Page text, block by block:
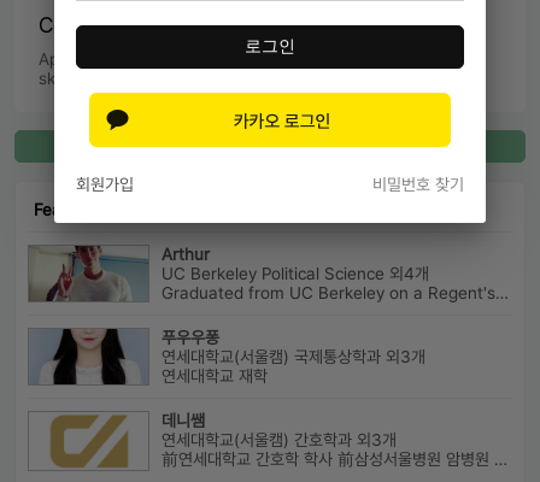
로그인
회원가입 비밀번호 찾기
Contents of Service
Application Strategy advice,  School introduction,  Study
skills consultation
Register for Connect
Featured Connect
Arthur
UC Berkeley Political Science 외4개
Graduated from UC Berkeley on a Regent's Scholarship. Af...
푸우우퐁
연세대학교(서울캠) 국제통상학과 외3개
연세대학교 재학
데니쌤
연세대학교(서울캠) 간호학과 외3개
前연세대학교 간호학 학사 前삼성서울병원 암병원 수술실 RN 前대치동...